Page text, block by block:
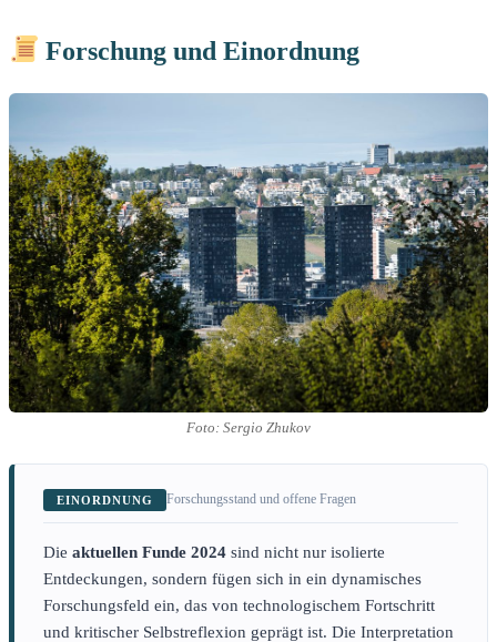
Forschung und Einordnung
Foto: Sergio Zhukov
EINORDNUNG Forschungsstand und offene Fragen
Die aktuellen Funde 2024 sind nicht nur isolierte
Entdeckungen, sondern fügen sich in ein dynamisches
Forschungsfeld ein, das von technologischem Fortschritt
und kritischer Selbstreflexion geprägt ist. Die Interpretation